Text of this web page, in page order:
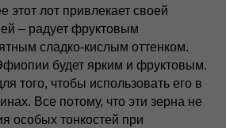
этот лот привлекает своей
– радует фруктовым
сладко-кислым оттенком.
будет ярким и фруктовым.
того, чтобы использовать его в
Все потому, что эти зерна не
особых тонкостей при